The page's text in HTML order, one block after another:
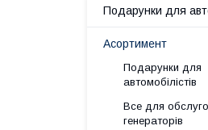
Подарунки для
Асортимент
Подарунки для
автомобілістів
Все для
генераторів